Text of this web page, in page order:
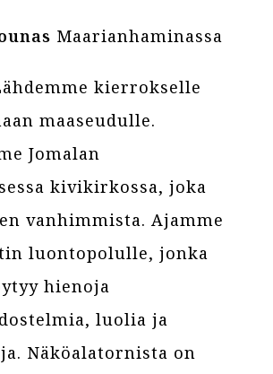
Maarianhaminassa
kierrokselle
maaseudulle.
Jomalan
kivikirkossa, joka
vanhimmista. Ajamme
luontopolulle, jonka
hienoja
luolia ja
Näköalatornista on